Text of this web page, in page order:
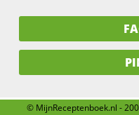
© MijnReceptenboek.nl -